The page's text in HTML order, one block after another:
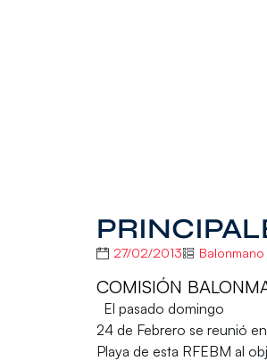
27/02/2013 Balonmano
COMISIÓN
El pasado domingo
24 de Febrero se reunió
Playa de esta RFEBM al